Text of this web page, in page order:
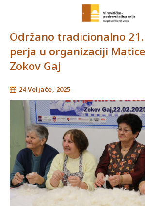
Održano tradicionalno
perja u organizaciji
Zokov Gaj
24 Veljače, 2025